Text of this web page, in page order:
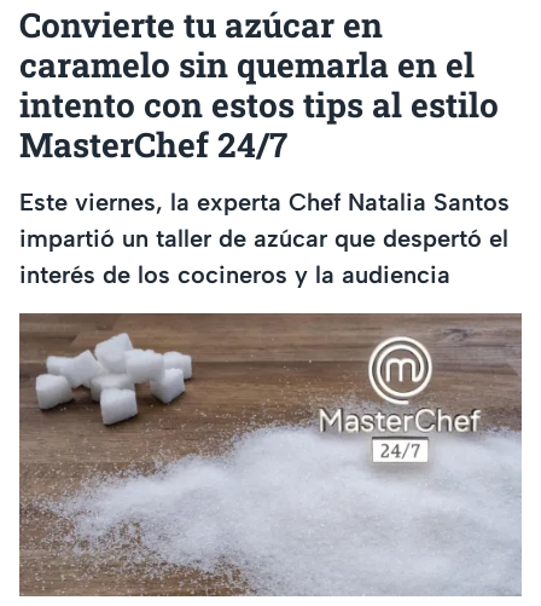
Convierte tu azúcar en
caramelo sin quemarla en el
intento con estos tips al estilo
MasterChef 24/7
Este viernes, la experta Chef Natalia Santos
impartió un taller de azúcar que despertó el
interés de los cocineros y la audiencia